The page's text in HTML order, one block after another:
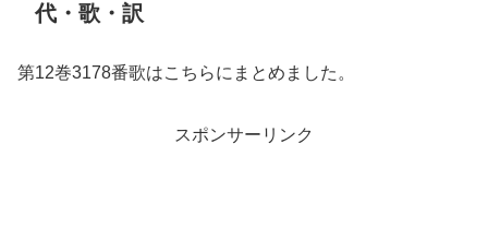
代・歌・訳
第12巻3178番歌はこちらにまとめました。
スポンサーリンク